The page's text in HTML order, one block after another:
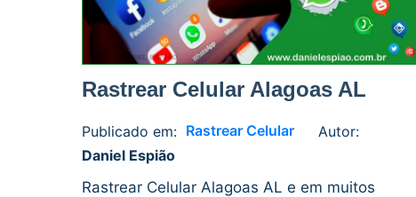
Rastrear Celular Alagoas AL
Publicado em: Rastrear Celular
Autor:
Daniel Espião
Daniel
No
Rastrear Celular Alagoas AL e em muitos